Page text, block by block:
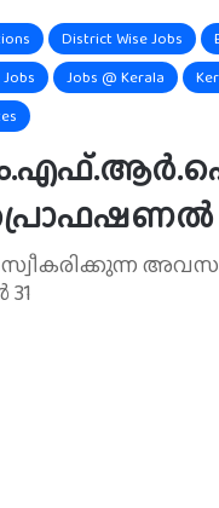
District Wise Jobs
Jobs @ Kerala